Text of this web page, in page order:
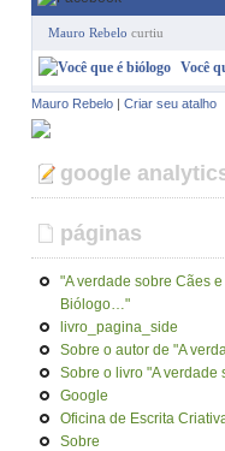
Mauro Rebelo curtiu
Você
Mauro Rebelo | Criar seu atalho
google
páginas
"A verdade sobre Cães
Biólogo…"
livro_pagina_side
Sobre o autor de "A
Sobre o livro "A verdade
Google
Oficina de Escrita
Sobre